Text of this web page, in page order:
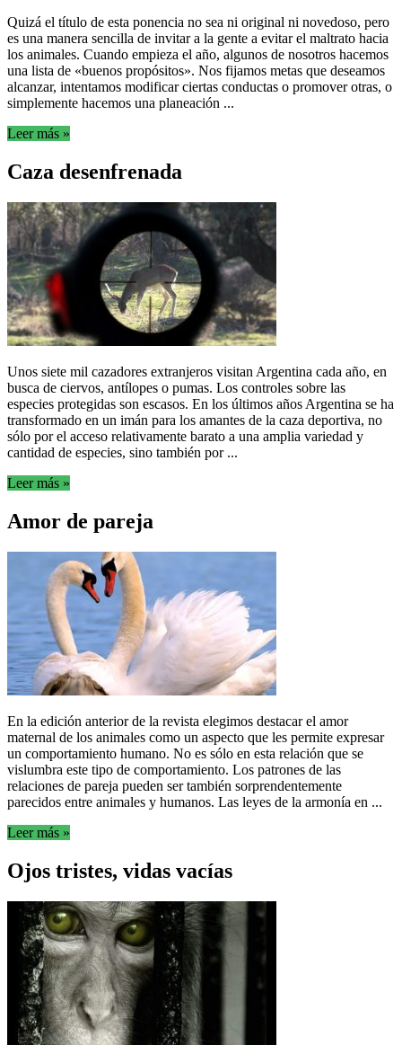
Quizá el título de esta ponencia no sea ni original ni novedoso, pero
es una manera sencilla de invitar a la gente a evitar el maltrato hacia
los animales. Cuando empieza el año, algunos de nosotros hacemos
una lista de «buenos propósitos». Nos fijamos metas que deseamos
alcanzar, intentamos modificar ciertas conductas o promover otras, o
simplemente hacemos una planeación ...
Leer más »
Caza desenfrenada
Unos siete mil cazadores extranjeros visitan Argentina cada año, en
busca de ciervos, antílopes o pumas. Los controles sobre las
especies protegidas son escasos. En los últimos años Argentina se ha
transformado en un imán para los amantes de la caza deportiva, no
sólo por el acceso relativamente barato a una amplia variedad y
cantidad de especies, sino también por ...
Leer más »
Amor de pareja
En la edición anterior de la revista elegimos destacar el amor
maternal de los animales como un aspecto que les permite expresar
un comportamiento humano. No es sólo en esta relación que se
vislumbra este tipo de comportamiento. Los patrones de las
relaciones de pareja pueden ser también sorprendentemente
parecidos entre animales y humanos. Las leyes de la armonía en ...
Leer más »
Ojos tristes, vidas vacías